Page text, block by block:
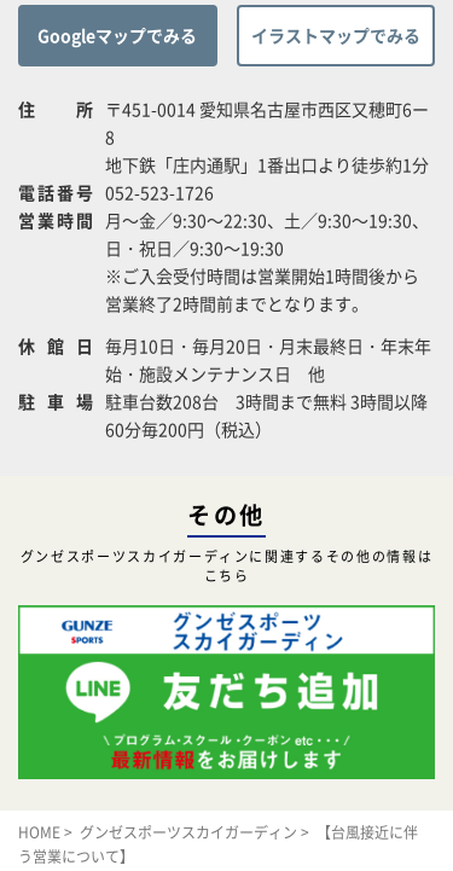
Googleマップでみる イラストマップでみる
住所 〒451-0014 愛知県名古屋市西区又穂町6ー
8
地下鉄「庄内通駅」1番出口より徒歩約1分
電話番号 052-523-1726
営業時間 月～金／9:30～22:30、土／9:30～19:30、
日・祝日／9:30～19:30
※ご入会受付時間は営業開始1時間後から
営業終了2時間前までとなります。
休館日 毎月10日・毎月20日・月末最終日・年末年
始・施設メンテナンス日 他
駐車場 駐車台数208台 3時間まで無料 3時間以降
60分毎200円（税込）
その他
グンゼスポーツスカイガーディンに関連するその他の情報は
こちら
HOME> グンゼスポーツスカイガーディン > 【台風接近に伴
う営業について】